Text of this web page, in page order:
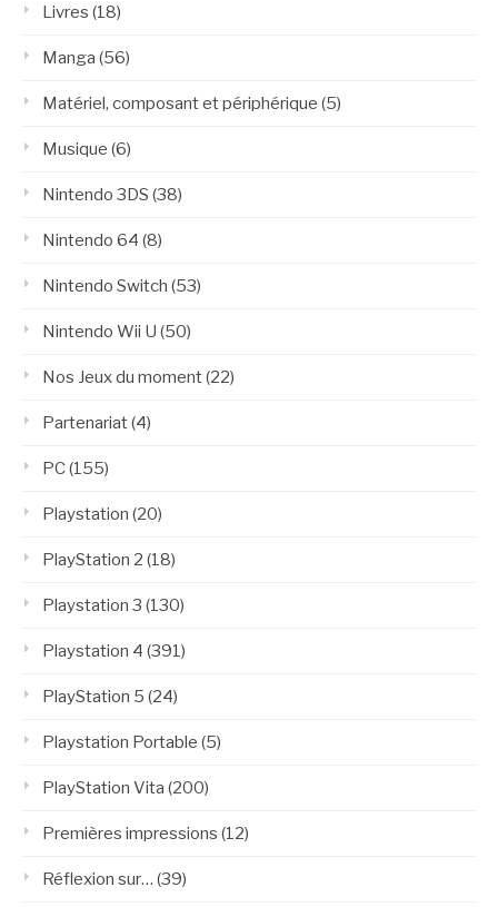
Livres (18)
Manga (56)
Matériel, composant et périphérique (5)
Musique (6)
Nintendo 3DS (38)
Nintendo 64 (8)
Nintendo Switch (53)
Nintendo Wii U (50)
Nos Jeux du moment(22)
Partenariat(4)
PC(155)
Playstation (20)
PlayStation 2 (18)
Playstation 3 (130)
Playstation 4 (391)
PlayStation 5 (24)
Playstation Portable (5)
PlayStation Vita (200)
Premières impressions (12)
Réflexion sur… (39)